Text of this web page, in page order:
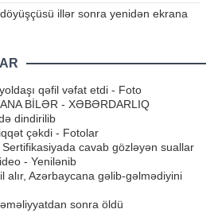
illər sonra yenidən ekrana
qəfil vəfat etdi - Foto
BİLƏR - XƏBƏRDARLIQ
dindirilib
çəkdi - Fotolar
cavab gözləyən suallar
- Yenilənib
alır, Azərbaycana gəlib-gəlmədiyini
sonra öldü